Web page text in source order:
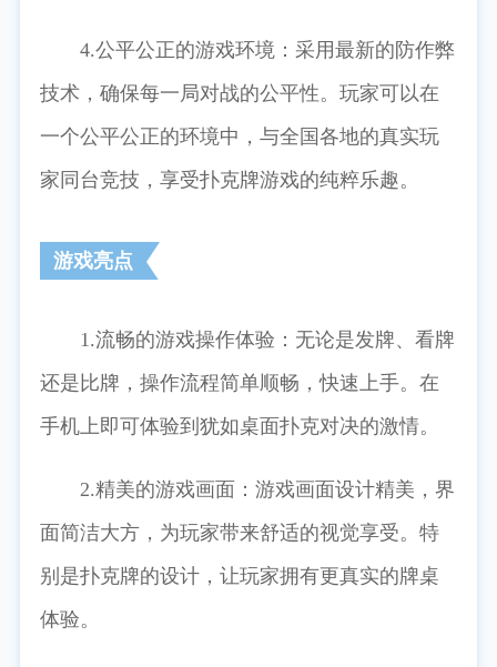
4.公平公正的游戏环境：采用最新的防作弊
技术，确保每一局对战的公平性。玩家可以在
一个公平公正的环境中，与全国各地的真实玩
家同台竞技，享受扑克牌游戏的纯粹乐趣。
游戏亮点
1.流畅的游戏操作体验：无论是发牌、看牌
还是比牌，操作流程简单顺畅，快速上手。在
手机上即可体验到犹如桌面扑克对决的激情。
2.精美的游戏画面：游戏画面设计精美，界
面简洁大方，为玩家带来舒适的视觉享受。特
别是扑克牌的设计，让玩家拥有更真实的牌桌
体验。